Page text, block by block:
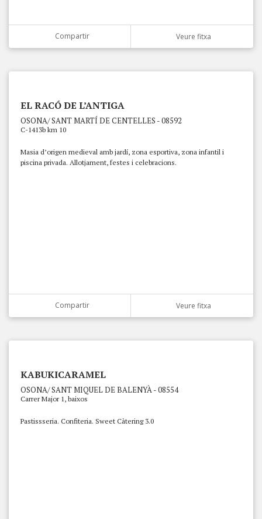
Compartir Veure fitxa
EL RACÓ DE L’ANTIGA
OSONA/ SANT MARTÍ DE CENTELLES - 08592
C-1413b km 10
Masia d’origen medieval amb jardí, zona esportiva, zona infantil i
piscina privada. Allotjament, festes i celebracions.
Compartir Veure fitxa
KABUKICARAMEL
OSONA/ SANT MIQUEL DE BALENYÀ - 08554
Carrer Major 1, baixos
Pastissseria. Confiteria. Sweet Càtering 3.0